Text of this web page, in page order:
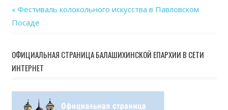
Навигация
записям
Previous
Post:
Фестиваль колокольного искусства в Павловском
Посаде
ОФИЦИАЛЬНАЯ СТРАНИЦА БАЛАШИХИНСКОЙ ЕПАРХИИ В СЕТИ
ИНТЕРНЕТ